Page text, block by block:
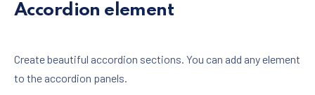
Accordion element
Create beautiful accordion sections. You can add any element
to the accordion panels.